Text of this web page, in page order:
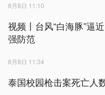
8月8日 11:10
视频丨台风“白海豚”逼
强防范
8月8日 11:34
泰国校园枪击案死亡人